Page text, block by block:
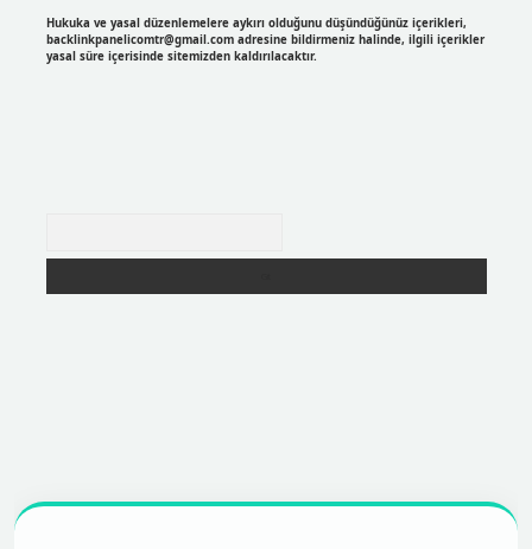
Hukuka ve yasal düzenlemelere aykırı olduğunu düşündüğünüz içerikleri,
backlinkpanelicomtr@gmail.comadresine bildirmeniz halinde, ilgili içerikler
yasal süre içerisinde sitemizden kaldırılacaktır.